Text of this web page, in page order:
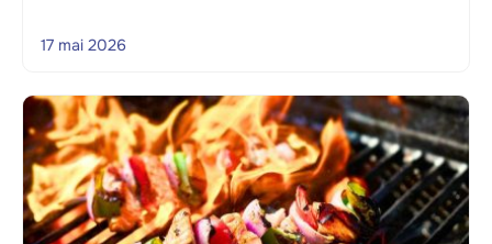
17 mai 2026